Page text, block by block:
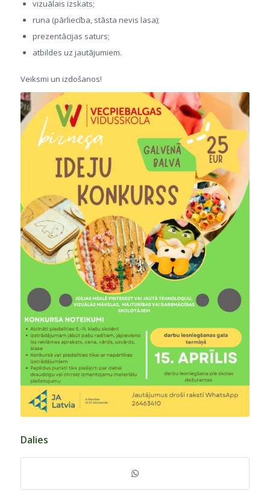
vizuālais izskats;
runa (pārliecība, stāsta nevis lasa);
prezentācijas saturs;
atbildes uz jautājumiem.
Veiksmi un izdošanos!
Dalies